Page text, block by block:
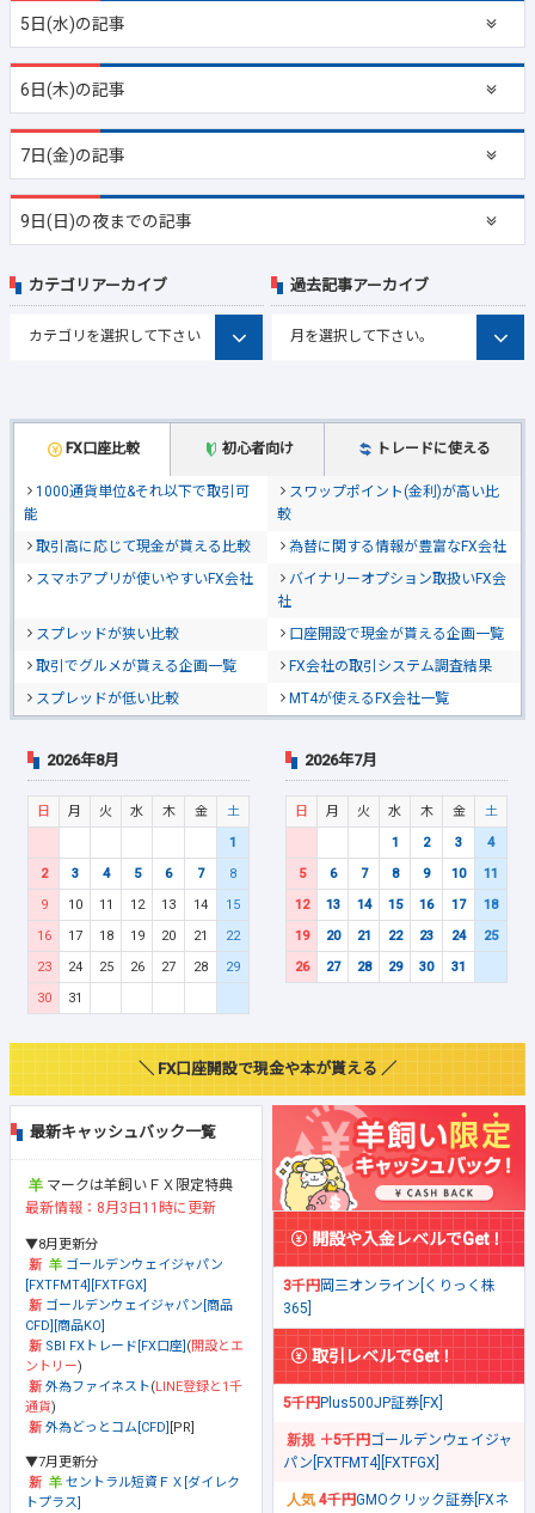
5日(水)の記事
6日(木)の記事
7日(金)の記事
9日(日)の夜までの記事
FX口座比較 初心者向け トレードに使える
1000通貨単位&それ以下で取引可
能
スワップポイント(金利)が高い比
較
取引高に応じて現金が貰える比較
為替に関する情報が豊富なFX会社
スマホアプリが使いやすいFX会社
バイナリーオプション取扱いFX会
社
スプレッドが狭い比較
口座開設で現金が貰える企画一覧
取引でグルメが貰える企画一覧
FX会社の取引システム調査結果
スプレッドが低い比較
MT4が使えるFX会社一覧
カテゴリアーカイブ 過去記事アーカイブ
2026年8月
日 月 火 水 木 金
土
1
2
3 4 5 6 7
8
9
10 11 12 13 14
15
16
17 18 19 20 21
22
23
24 25 26 27 28
29
30
31
2026年7月
日 月 火 水 木 金
土
1
2 3
4
5
6 7 8 9 10
11
12
13 14 15 16 17
18
19
20 21 22 23 24
25
26
27 28 29 30 31
＼ FX口座開設で現金や本が貰える ／
最新キャッシュバック一覧
マークは羊飼いＦＸ限定特典
最新情報：8月3日11時に更新
▼8月更新分
ゴールデンウェイジャパン
[FXTFMT4][FXTFGX]
ゴールデンウェイジャパン[商品
CFD][商品KO]
SBI FXトレード[FX口座] (開設とエ
ントリー)
外為ファイネスト(LINE登録と1千
通貨)
外為どっとコム[CFD] [PR]
▼7月更新分
セントラル短資ＦＸ[ダイレク
トプラス]
開設や入金レベルでGet！
3千円岡三オンライン[くりっく株
365]
取引レベルでGet！
5千円Plus500JP証券[FX]
＋5千円ゴールデンウェイジャ
パン[FXTFMT4][FXTFGX]
4千円GMOクリック証券[FXネ